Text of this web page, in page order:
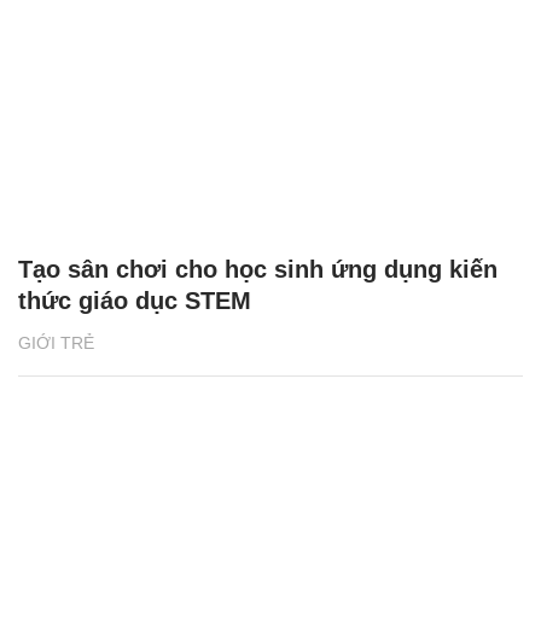
GIỚI TRẺ
Tạo sân chơi cho học sinh ứng dụng kiến
thức giáo dục STEM